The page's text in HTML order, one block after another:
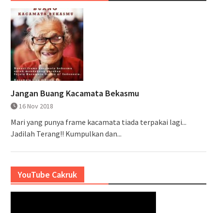
Jangan Buang Kacamata Bekasmu
16 Nov 2018
Mari yang punya frame kacamata tiada terpakai lagi...
Jadilah Terang!! Kumpulkan dan...
YouTube Cakruk